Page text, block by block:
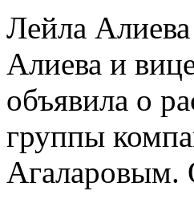
Лейла
Алиева и
объявила о
группы
Агаларовым.